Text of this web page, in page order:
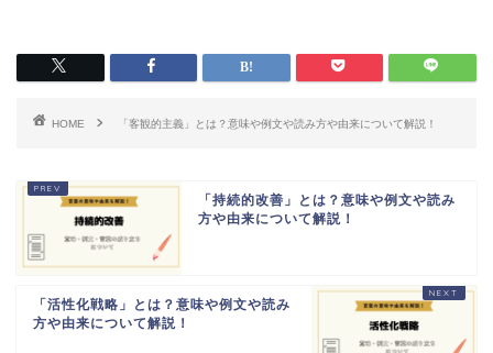
HOME 「客観的主義」とは？意味や例文や読み方や由来について解説！
「持続的改善」とは？意味や例文や読み
方や由来について解説！
「活性化戦略」とは？意味や例文や読み
方や由来について解説！